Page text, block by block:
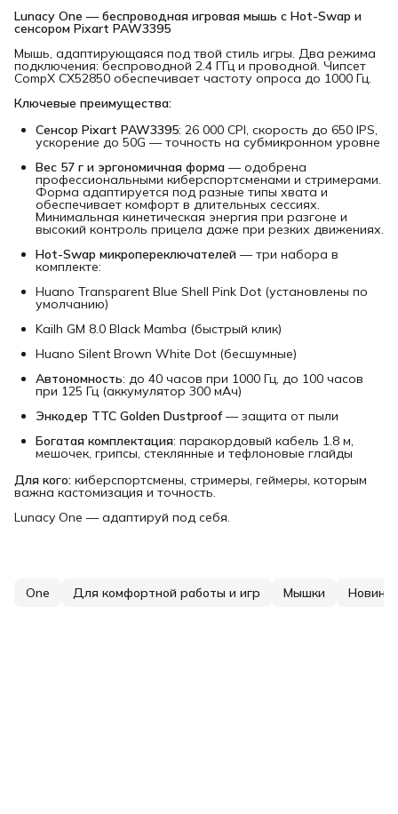
Lunacy One — беспроводная игровая мышь с Hot-Swap и
сенсором Pixart PAW3395
Мышь, адаптирующаяся под твой стиль игры. Два режима
подключения: беспроводной 2.4 ГГц и проводной. Чипсет
CompX CX52850 обеспечивает частоту опроса до 1000 Гц.
Ключевые преимущества:
Сенсор Pixart PAW3395: 26 000 CPI, скорость до 650 IPS,
ускорение до 50G — точность на субмикронном уровне
Вес 57 г и эргономичная форма — одобрена
профессиональными киберспортсменами и стримерами.
Форма адаптируется под разные типы хвата и
обеспечивает комфорт в длительных сессиях.
Минимальная кинетическая энергия при разгоне и
высокий контроль прицела даже при резких движениях.
Hot-Swap микропереключателей — три набора в
комплекте:
Huano Transparent Blue Shell Pink Dot (установлены по
умолчанию)
Kailh GM 8.0 Black Mamba (быстрый клик)
Huano Silent Brown White Dot (бесшумные)
Автономность: до 40 часов при 1000 Гц, до 100 часов
при 125 Гц (аккумулятор 300 мАч)
Энкодер TTC Golden Dustproof— защита от пыли
Богатая комплектация: паракордовый кабель 1.8 м,
мешочек, грипсы, стеклянные и тефлоновые глайды
Для кого: киберспортсмены, стримеры, геймеры, которым
важна кастомизация и точность.
Lunacy One — адаптируй под себя.
One Для комфортной работы и игр Мышки Новинки